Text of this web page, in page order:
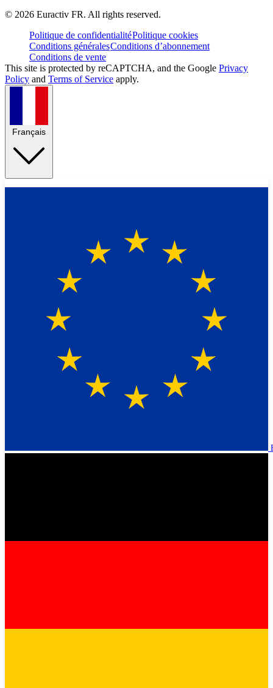
© 2026 Euractiv FR. All rights reserved.
Politique de confidentialitéPolitique cookies
Conditions généralesConditions d’abonnement
Conditions de vente
This site is protected by reCAPTCHA, and the Google Privacy
Policy and Terms of Service apply.
Français